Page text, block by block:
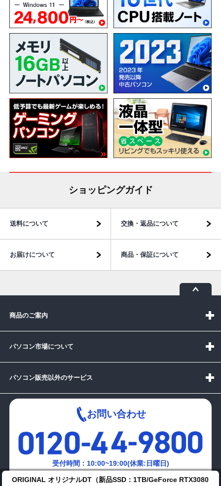
ORIGINAL オリジナルDT（新品SSD：1TB/GeForce RTX3080
ショッピングガイド
送料について 交換・返品について
お届けについて 商品・保証について
商品のご案内
パソコン市場について
パソコン販売以外のサービス
お問い合わせ
受付時間：10:00~19:00(休業:日曜日)